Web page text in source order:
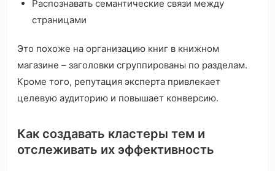
Распознавать семантические связи между
страницами
Это похоже на организацию книг в книжном
магазине – заголовки сгруппированы по разделам.
Кроме того, репутация эксперта привлекает
целевую аудиторию и повышает конверсию.
Как создавать кластеры тем и
отслеживать их эффективность